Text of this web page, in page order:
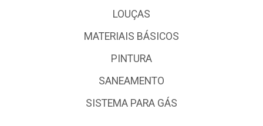
LOUÇAS
MATERIAIS BÁSICOS
PINTURA
SANEAMENTO
SISTEMA PARA GÁS